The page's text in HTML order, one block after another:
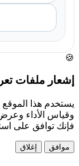
🍪
إشعار ملفات
يستخدم هذا
وقياس الأداء
فإنك توافق على
موافق إغلاق